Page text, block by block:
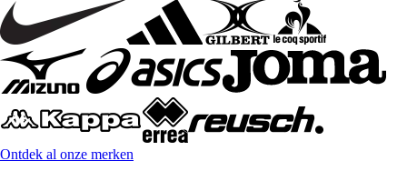
Ontdek al onze merken